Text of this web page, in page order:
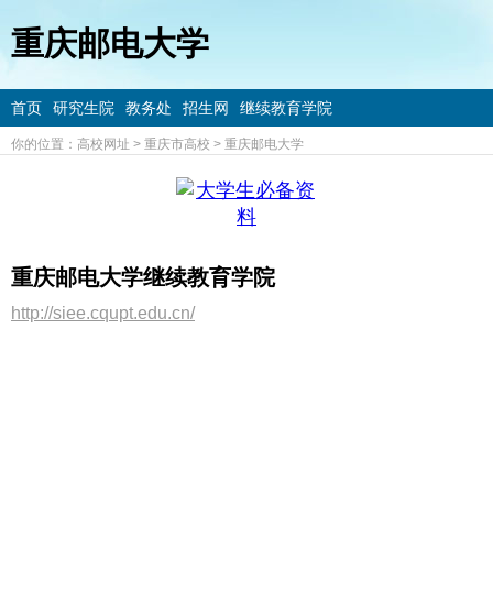
重庆邮电大学
首页 研究生院 教务处 招生网 继续教育学院
你的位置： 高校网址 > 重庆市高校 > 重庆邮电大学
重庆邮电大学继续教育学院
http://siee.cqupt.edu.cn/